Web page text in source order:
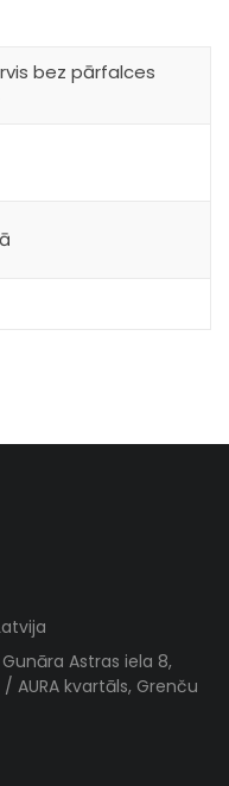
bez pārfalces
Astras iela 8,
/ AURA kvartāls, Grenču